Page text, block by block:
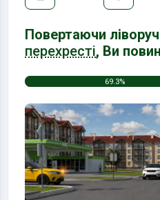
Повертаючи
перехресті, Ви
69.3%